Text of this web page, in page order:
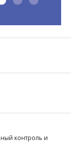
контроль и